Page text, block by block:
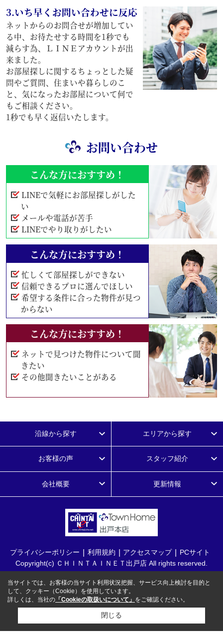
3.いち早くお問い合わせに反応
ネットからのお問合せが増加してい
る中、お待たせする時間を1秒でも
減らす為、ＬＩＮＥアカウントが出
来ました。
お部屋探しに関するちょっとした疑
問やご質問、住まいや暮らしのこ
と、気になったお部屋について何で
もご相談ください。
1秒でも早く返信いたします。
お問い合わせ
こんな方におすすめ！
LINEで気軽にお部屋探しがした
い
メールや電話が苦手
LINEでやり取りがしたい
こんな方におすすめ！
忙しくて部屋探しができない
信頼できるプロに選んでほしい
希望する条件に合った物件が見つ
からない
こんな方におすすめ！
ネットで見つけた物件について聞
きたい
その他聞きたいことがある
沿線から探す エリアから探す
お客様の声 スタッフ紹介
会社概要 更新情報
プライバシーポリシー 利用規約 アクセスマップ
PCサイト
Copyright(c) ＣＨＩＮＴＡＩＮＥＴ出戸店 All rights reserved.
当サイトでは、お客様の当サイト利用状況把握、サービス向上検討を目的と
して、クッキー（Cookie）を使用しています。
詳しくは、当社の 「Cookieの取扱いについて」 をご確認ください。
閉じる